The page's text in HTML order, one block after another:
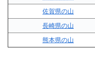
佐賀県の山
長崎県の山
熊本県の山